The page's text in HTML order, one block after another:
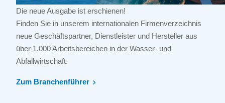
Die neue Ausgabe ist erschienen!
Finden Sie in unserem internationalen Firmenverzeichnis
neue Geschäftspartner, Dienstleister und Hersteller aus
über 1.000 Arbeitsbereichen in der Wasser- und
Abfallwirtschaft.
Zum Branchenführer